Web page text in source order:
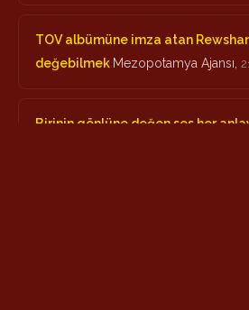
TOV albümüne imza atan
değebilmek Mezopotamya Ajansı,
Birinin gönlüne değen ses her